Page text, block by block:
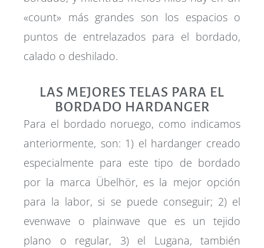
«count» más grandes son los espacios o
puntos de entrelazados para el bordado,
calado o deshilado.
LAS MEJORES TELAS PARA EL
BORDADO HARDANGER
Para el bordado noruego, como indicamos
anteriormente, son: 1) el hardanger creado
especialmente para este tipo de bordado
por la marca Übelhör, es la mejor opción
para la labor, si se puede conseguir; 2) el
evenwave o plainwave que es un tejido
plano o regular, 3) el Lugana, también